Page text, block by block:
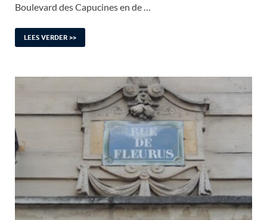
Boulevard des Capucines en de …
LEES VERDER >>